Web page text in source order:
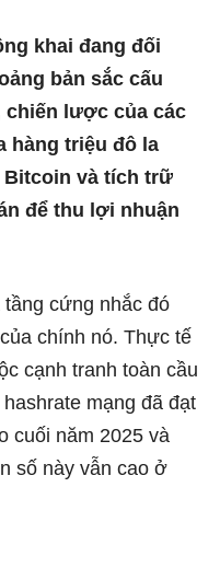
khai đang đối
bản sắc cấu
chiến lược của các
hàng triệu đô la
Bitcoin và tích trữ
để thu lợi nhuận
cứng nhắc đó
chính nó. Thực tế
cạnh tranh toàn cầu
hashrate mạng đã đạt
cuối năm 2025 và
số này vẫn cao ở